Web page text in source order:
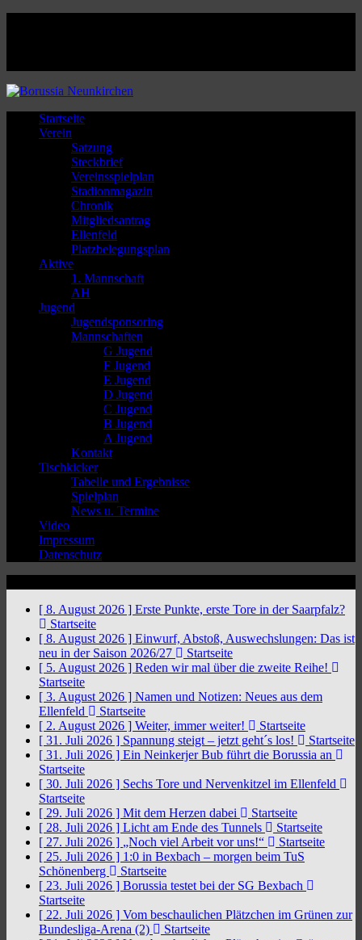
Startseite
Verein
Satzung
Steckbrief
Vereinsspielplan
Stadionmagazin
Chronik
Mitgliedsantrag
Ellenfeld
Platzbelegungsplan
Aktive
1. Mannschaft
AH
Jugend
Jugendsponsoring
Mannschaften
G Jugend
F Jugend
E Jugend
D Jugend
C Jugend
B Jugend
A Jugend
Kontakt
Tischkicker
Tabelle und Ergebnisse
Spielplan
News u. Termine
Video
Impressum
Datenschutz
[ 8. August 2026 ] Erste Punkte, erste Tore in der Saarpfalz?
Startseite
[ 8. August 2026 ] Einwurf, Abstoß, Auswechslungen: Das ist
neu in der Saison 2026/27
Startseite
[ 5. August 2026 ] Reden wir mal über die zweite Reihe!
Startseite
[ 3. August 2026 ] Namen und Notizen: Neues aus dem
Ellenfeld
Startseite
[ 2. August 2026 ] Weiter, immer weiter!
Startseite
[ 31. Juli 2026 ] Spannung steigt – jetzt geht´s los!
Startseite
[ 31. Juli 2026 ] Ein Neinkerjer Bub führt die Borussia an
Startseite
[ 30. Juli 2026 ] Sechs Tore und Nervenkitzel im Ellenfeld
Startseite
[ 29. Juli 2026 ] Mit dem Herzen dabei
Startseite
[ 28. Juli 2026 ] Licht am Ende des Tunnels
Startseite
[ 27. Juli 2026 ] „Noch viel Arbeit vor uns!“
Startseite
[ 25. Juli 2026 ] 1:0 in Bexbach – morgen beim TuS
Schönenberg
Startseite
[ 23. Juli 2026 ] Borussia testet bei der SG Bexbach
Startseite
[ 22. Juli 2026 ] Vom beschaulichen Plätzchen im Grünen zur
Bundesliga-Arena (2)
Startseite